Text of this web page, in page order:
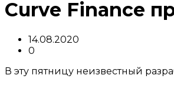
Curve Finance
14.08.2020
0
В эту пятницу неизвестный